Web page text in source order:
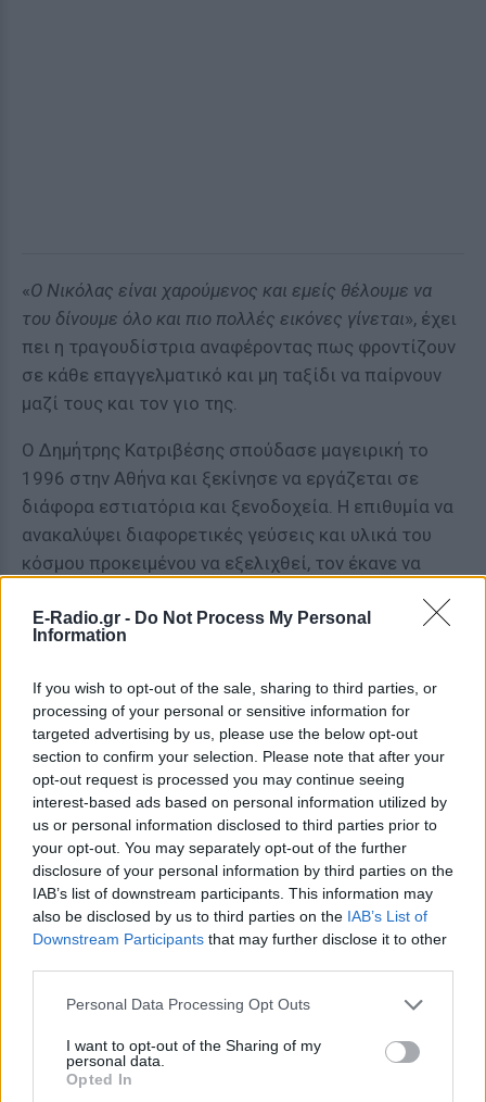
E-Radio.gr - Do Not Process My Personal
Information
If you wish to opt-out of the sale, sharing to third parties, or
processing of your personal or sensitive information for
targeted advertising by us, please use the below opt-out
section to confirm your selection. Please note that after your
opt-out request is processed you may continue seeing
interest-based ads based on personal information utilized by
us or personal information disclosed to third parties prior to
your opt-out. You may separately opt-out of the further
disclosure of your personal information by third parties on the
IAB’s list of downstream participants. This information may
also be disclosed by us to third parties on the IAB’s List of
Downstream Participants that may further disclose it to other
Personal Data Processing Opt Outs
I want to opt-out of the Sharing of my
personal data.
Opted In
«Ο Νικόλας είναι χαρούμενος και εμείς θέλουμε να
του δίνουμε όλο και πιο πολλές εικόνες γίνεται», έχει
πει η τραγουδίστρια αναφέροντας πως φροντίζουν
σε κάθε επαγγελματικό και μη ταξίδι να παίρνουν
μαζί τους και τον γιο της.
Ο Δημήτρης Κατριβέσης σπούδασε μαγειρική το
1996 στην Αθήνα και ξεκίνησε να εργάζεται σε
διάφορα εστιατόρια και ξενοδοχεία. Η επιθυμία να
ανακαλύψει διαφορετικές γεύσεις και υλικά του
κόσμου προκειμένου να εξελιχθεί, τον έκανε να
και να τον κατατάξει σε έναν από τους πιο
καταξιωμένους σεφ.
[ΠΗΓΗ]